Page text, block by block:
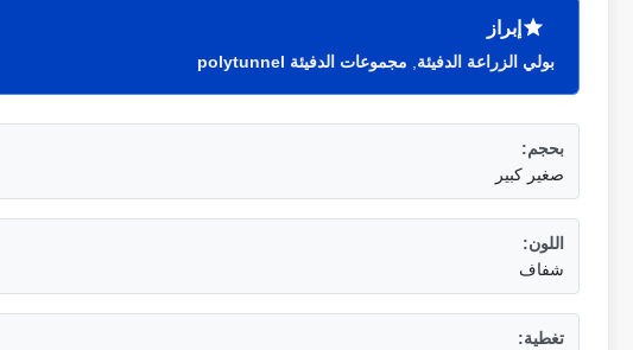
إبراز
بولي الزراعة الدفيئة مجموعات الدفيئة polytunnel
بحجم:
صغير كبير
اللون:
شفاف
تغطية: